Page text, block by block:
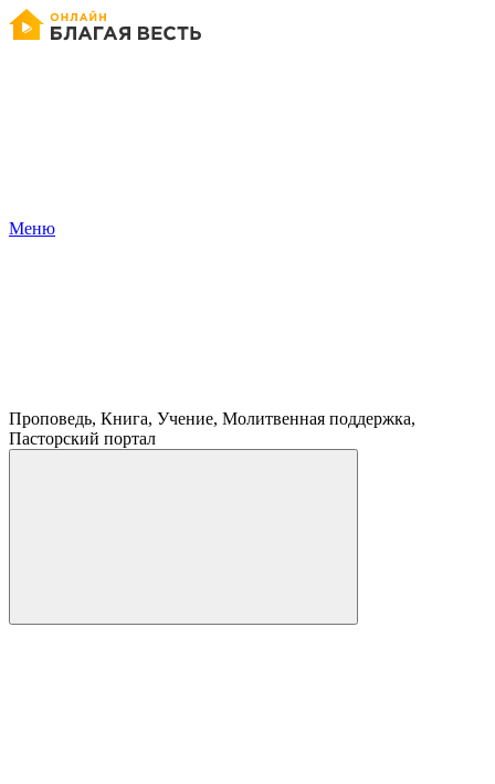
Меню
Проповедь, Книга, Учение, Молитвенная поддержка,
Пасторский портал